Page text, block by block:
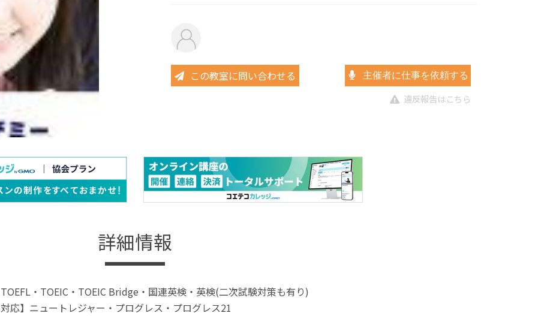
この教室に問い合わせる 主催者に仕事を依頼する
違反報告はこちら
詳細情報
TOEFL・TOEIC・TOEIC Bridge・国連英検・英検(二次試験対策も有り)
対応】ニュートレジャー・プログレス・プログレス21